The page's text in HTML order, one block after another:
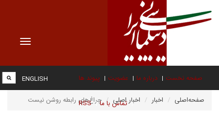
Toggle
صفحه نخست درباره ما عضویت پیوند ها
تماس با ما RSS
ENGLISH
صفحه‌اصلی اخبار اخبار اصلی چراغ‌های رابطه روشن نیست